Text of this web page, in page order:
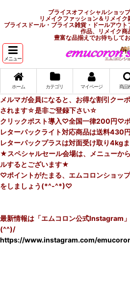
ブライスオフィシャルショッ
リメイクファッション＆リメイ
ブライスドール・ブライス雑貨・ドールアウ
作品、リメイク商
豊富な品揃えでお待ちして
メニュー
ホーム カテゴリ マイページ 商品
メルマガ会員になると、お得な割引クー
されます☆是非ご登録下さい☆
クリックポスト導入♡全国一律200円♡ポ
レターパックライト対応商品は送料430
レターパックプラスは対面受け取り4kg
★スペシャルセール会場は、メニューか
ルするとございます★
♡ポイントがたまる、エムコロンショッ
をしましょう(*^-^*)♡
最新情報は「エムコロン公式Instagram
(^^)/
https://www.instagram.com/